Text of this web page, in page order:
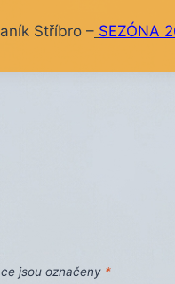
Stříbro – SEZÓNA
jsou označeny *